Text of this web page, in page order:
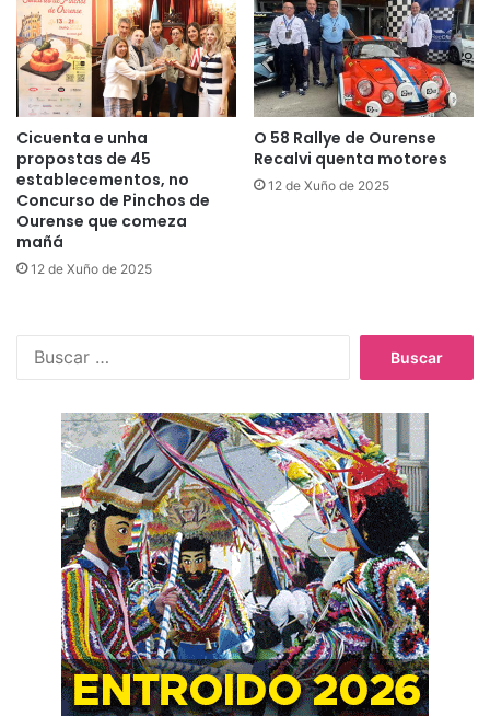
Cicuenta e unha
propostas de 45
establecementos, no
Concurso de Pinchos de
Ourense que comeza
mañá
12 de Xuño de 2025
O 58 Rallye de Ourense
Recalvi quenta motores
12 de Xuño de 2025
c
a
r
: